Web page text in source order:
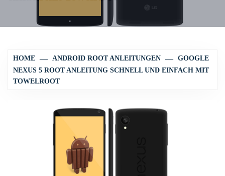
HOME ANDROID ROOT ANLEITUNGEN
GOOGLE
NEXUS 5 ROOT ANLEITUNG SCHNELL UND EINFACH MIT
TOWELROOT